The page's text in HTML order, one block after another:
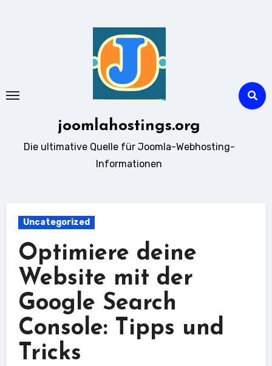
joomlahostings.org
Die ultimative Quelle für Joomla-Webhosting-
Informationen
Uncategorized
Optimiere deine
Website mit der
Google Search
Console: Tipps und
Tricks